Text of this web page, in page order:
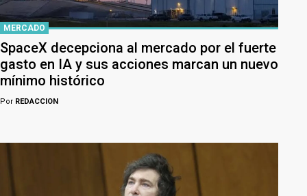
MERCADO
SpaceX decepciona al mercado por el fuerte
gasto en IA y sus acciones marcan un nuevo
mínimo histórico
Por REDACCION